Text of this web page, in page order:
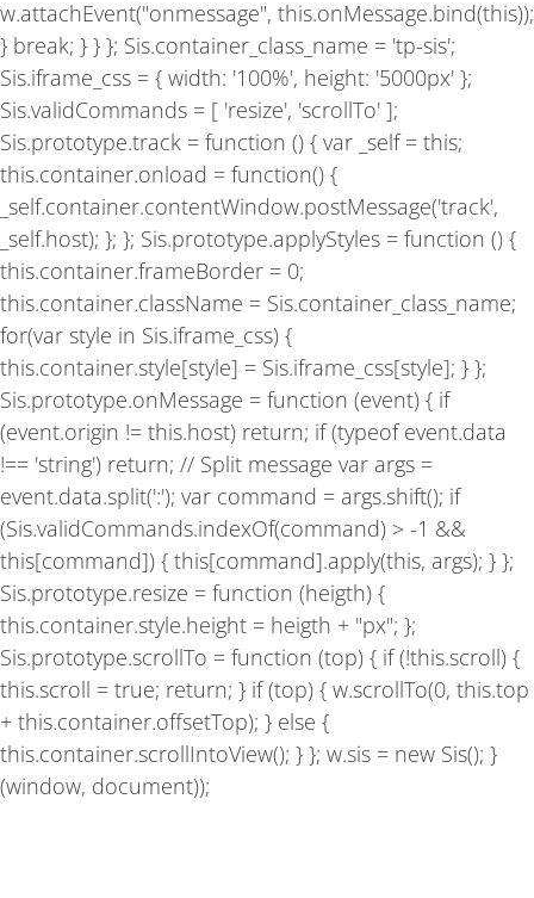
w.attachEvent("onmessage", this.onMessage.bind(this));
} break; } } }; Sis.container_class_name = 'tp-sis';
Sis.iframe_css = { width: '100%', height: '5000px' };
Sis.validCommands = [ 'resize', 'scrollTo' ];
Sis.prototype.track = function () { var _self = this;
this.container.onload = function() {
_self.container.contentWindow.postMessage('track',
_self.host); }; }; Sis.prototype.applyStyles = function () {
this.container.frameBorder = 0;
this.container.className = Sis.container_class_name;
for(var style in Sis.iframe_css) {
this.container.style[style] = Sis.iframe_css[style]; } };
Sis.prototype.onMessage = function (event) { if
(event.origin != this.host) return; if (typeof event.data
!== 'string') return; // Split message var args =
event.data.split(':'); var command = args.shift(); if
(Sis.validCommands.indexOf(command) > -1 &&
this[command]) { this[command].apply(this, args); } };
Sis.prototype.resize = function (heigth) {
this.container.style.height = heigth + "px"; };
Sis.prototype.scrollTo = function (top) { if (!this.scroll) {
this.scroll = true; return; } if (top) { w.scrollTo(0, this.top
+ this.container.offsetTop); } else {
this.container.scrollIntoView(); } }; w.sis = new Sis(); }
(window, document));